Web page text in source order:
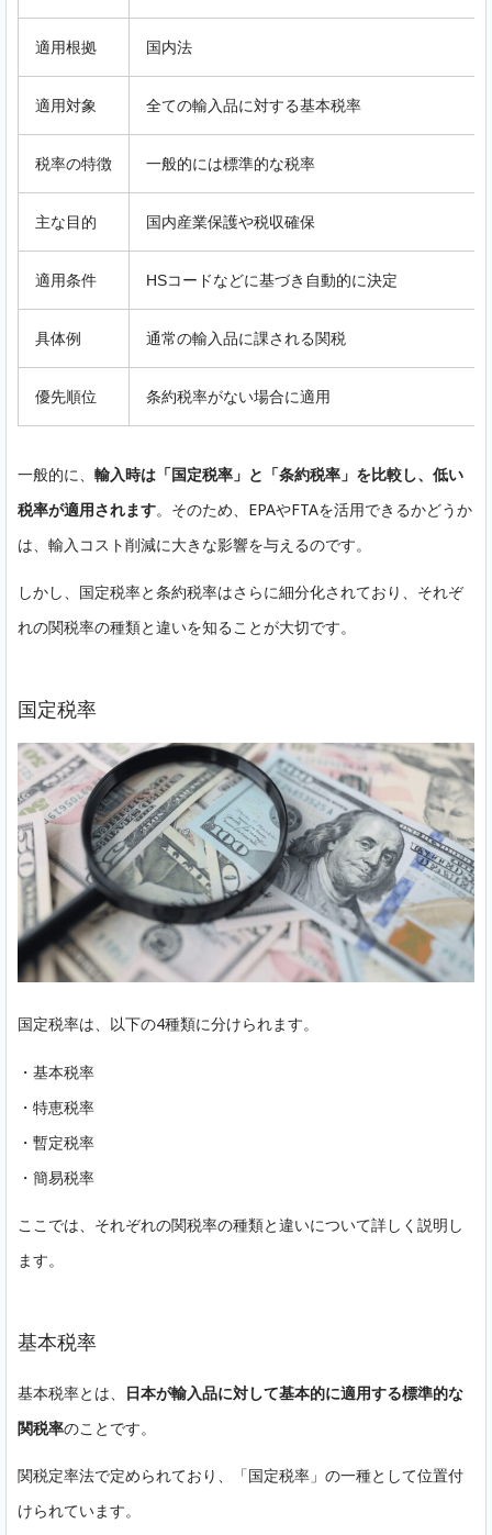
適用根拠 国内法
適用対象 全ての輸入品に対する基本税率
税率の特徴 一般的には標準的な税率
主な目的 国内産業保護や税収確保
適用条件 HSコードなどに基づき自動的に決定
具体例 通常の輸入品に課される関税
優先順位 条約税率がない場合に適用
一般的に、 輸入時は「国定税率」と「条約税率」を比較し、低い
税率が適用されます。そのため、EPAやFTAを活用できるかどうか
は、輸入コスト削減に大きな影響を与えるのです。
しかし、国定税率と条約税率はさらに細分化されており、それぞ
れの関税率の種類と違いを知ることが大切です。
国定税率
国定税率は、以下の4種類に分けられます。
・基本税率
・特恵税率
・暫定税率
・簡易税率
ここでは、それぞれの関税率の種類と違いについて詳しく説明し
ます。
基本税率
基本税率とは、
日本が輸入品に対して基本的に適用する標準的な
関税率のことです。
関税定率法で定められており、「国定税率」の一種として位置付
けられています。